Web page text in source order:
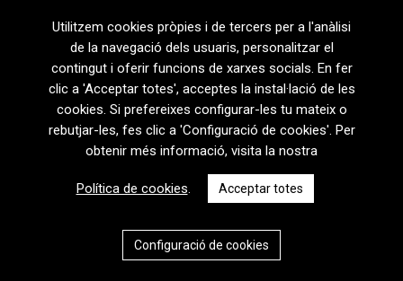
08720 Vilafranca del Penedès · General Prim 5, 2n · Barcelona
T+34 938 170 417 ·
+34 938 170 301
Política de privacitat|Política de cookies
CAT
ESP
Utilitzem cookies pròpies i de tercers per a l'anàlisi
de la navegació dels usuaris, personalitzar el
contingut i oferir funcions de xarxes socials. En fer
clic a 'Acceptar totes', acceptes la instal·lació de les
cookies. Si prefereixes configurar-les tu mateix o
rebutjar-les, fes clic a 'Configuració de cookies'. Per
obtenir més informació, visita la nostra
Política de cookies. Acceptar totes
Configuració de cookies